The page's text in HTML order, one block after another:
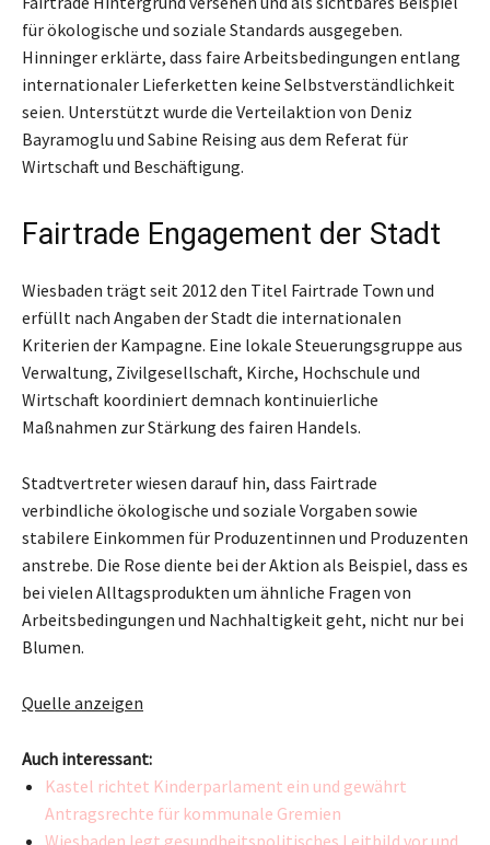
für ökologische und soziale Standards ausgegeben.
Hinninger erklärte, dass faire Arbeitsbedingungen entlang
internationaler Lieferketten keine Selbstverständlichkeit
seien. Unterstützt wurde die Verteilaktion von Deniz
Bayramoglu und Sabine Reising aus dem Referat für
Wirtschaft und Beschäftigung.
Fairtrade Engagement der Stadt
Wiesbaden trägt seit 2012 den Titel Fairtrade Town und
erfüllt nach Angaben der Stadt die internationalen
Kriterien der Kampagne. Eine lokale Steuerungsgruppe aus
Verwaltung, Zivilgesellschaft, Kirche, Hochschule und
Wirtschaft koordiniert demnach kontinuierliche
Maßnahmen zur Stärkung des fairen Handels.
Stadtvertreter wiesen darauf hin, dass Fairtrade
verbindliche ökologische und soziale Vorgaben sowie
stabilere Einkommen für Produzentinnen und Produzenten
anstrebe. Die Rose diente bei der Aktion als Beispiel, dass es
bei vielen Alltagsprodukten um ähnliche Fragen von
Arbeitsbedingungen und Nachhaltigkeit geht, nicht nur bei
Blumen.
Quelle anzeigen
Auch interessant:
Kastel richtet Kinderparlament ein und gewährt
Antragsrechte für kommunale Gremien
Wiesbaden legt gesundheitspolitisches Leitbild vor und